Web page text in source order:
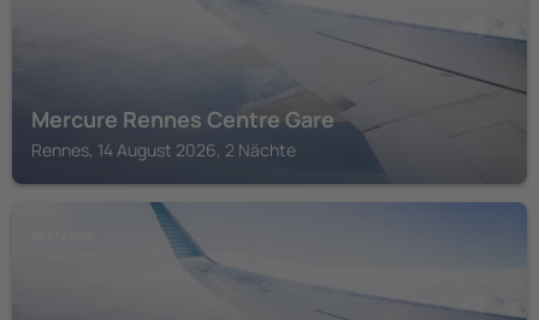
Mercure Rennes Centre Gare
Rennes, 14 August 2026, 2 Nächte